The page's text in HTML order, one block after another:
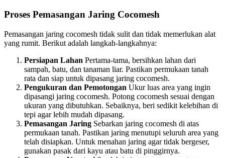
Proses Pemasangan Jaring Cocomesh
Pemasangan jaring cocomesh tidak sulit dan tidak memerlukan alat
yang rumit. Berikut adalah langkah-langkahnya:
Persiapan Lahan Pertama-tama, bersihkan lahan dari
sampah, batu, dan tanaman liar. Pastikan permukaan tanah
rata dan siap untuk dipasang jaring cocomesh.
Pengukuran dan Pemotongan Ukur luas area yang ingin
dipasangi jaring cocomesh. Potong cocomesh sesuai dengan
ukuran yang dibutuhkan. Sebaiknya, beri sedikit kelebihan di
tepi agar lebih mudah dipasang.
Pemasangan Jaring Sebarkan jaring cocomesh di atas
permukaan tanah. Pastikan jaring menutupi seluruh area yang
telah disiapkan. Untuk menahan jaring agar tidak bergeser,
gunakan pasak dari kayu atau batu di pinggirnya.